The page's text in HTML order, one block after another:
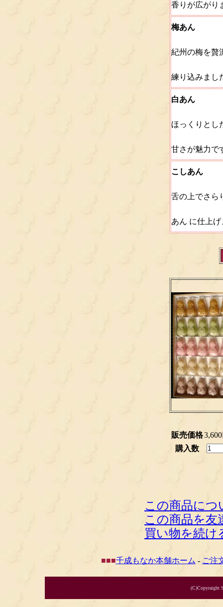
香りが広がり
梅あん
紀州の梅を贅
練り込みまし
白あん
ほっくりとし
甘さが魅力で
こしあん
舌の上でさら
あん に仕上
販売価格
購入数
この商品につ
この商品を友
買い物を続け
■■■千成もなか本舗ホーム - ご注
(C)Copyraight